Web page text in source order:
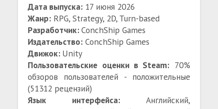
Дата выпуска: 17 июня 2026
Жанр: RPG, Strategy, 2D, Turn-based
Разработчик:ConchShip Games
Издательство: ConchShip Games
Движок: Unity
Пользовательские оценки в Steam: 70%
обзоров пользователей - положительные
(51312 рецензий)
Язык интерфейса:Английский,